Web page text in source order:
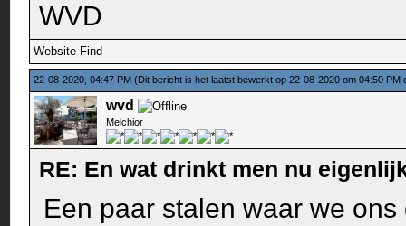
WVD
Website Find
22-08-2020, 04:47 PM(Dit bericht is het laatst bewerkt op 22-08-2020 om 04:50 PM
wvd
Melchior
RE: En wat drinkt men nu
Een paar stalen waar we